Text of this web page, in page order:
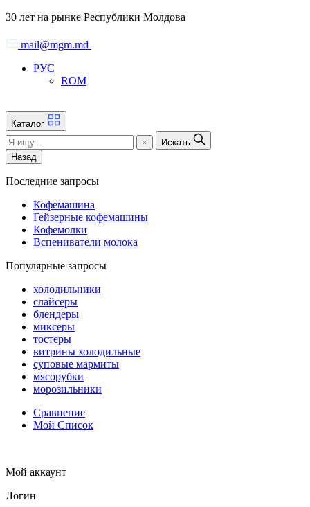
Skip
the
content
30 лет на рынке Республики Молдова
mail@mgm.md
РУС
ROM
Каталог
Искать
Назад
Последние запросы
Кофемашина
Гейзерные кофемашины
Кофемолки
Вспениватели молока
Популярные запросы
холодильники
слайсеры
блендеры
миксеры
тостеры
витрины холодильные
суповые мармиты
мясорубки
морозильники
Сравнение
Мой Список
Мой аккаунт
Логин